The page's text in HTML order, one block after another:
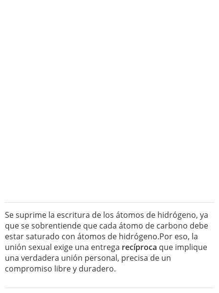
Se suprime la escritura de los átomos de hidrógeno, ya
que se sobrentiende que cada átomo de carbono debe
estar saturado con átomos de hidrógeno.Por eso, la
unión sexual exige una entrega recíproca que implique
una verdadera unión personal, precisa de un
compromiso libre y duradero.